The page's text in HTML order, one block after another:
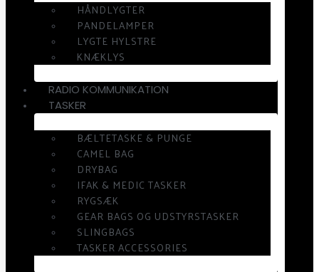
HÅNDLYGTER
PANDELAMPER
LYGTE HYLSTRE
KNÆKLYS
RADIO KOMMUNIKATION
TASKER
BÆLTETASKE & PUNGE
CAMEL BAG
DRYBAG
IFAK & MEDIC TASKER
RYGSÆK
GEAR BAGS OG UDSTYRSTASKER
SLINGBAGS
TASKER ACCESSORIES